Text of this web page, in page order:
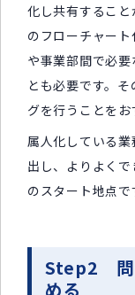
化し共有するこ
のフローチャー
や事業部間で必
とも必要です。
グを行うことをお
属人化している
出し、よりよく
のスタート地点で
Step2 問
める